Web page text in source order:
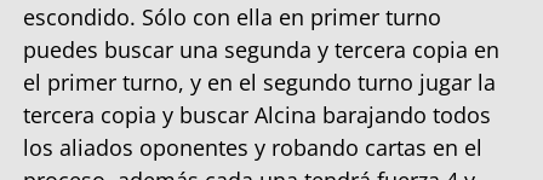
escondido. Sólo con ella en primer turno
puedes buscar una segunda y tercera copia en
el primer turno, y en el segundo turno jugar la
tercera copia y buscar Alcina barajando todos
los aliados oponentes y robando cartas en el